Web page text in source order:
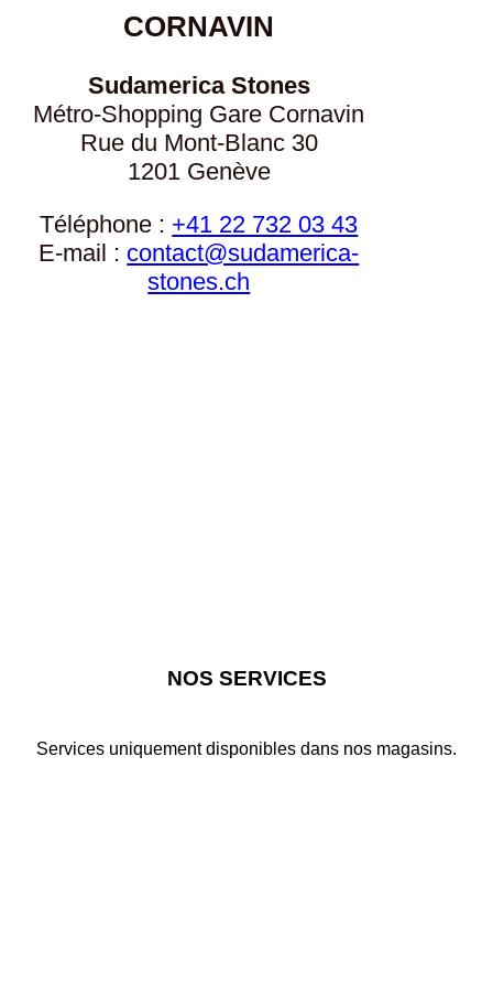
CORNAVIN
Sudamerica Stones
Métro-Shopping Gare Cornavin
Rue du Mont-Blanc 30
1201 Genève
Téléphone : +41 22 732 03 43
E-mail : contact@sudamerica-
stones.ch
NOS SERVICES
Services uniquement disponibles dans nos magasins.